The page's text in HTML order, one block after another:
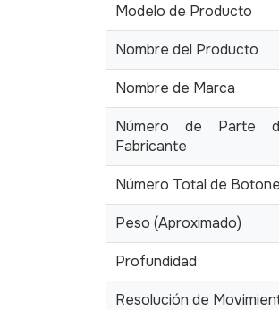
Modelo de Producto
Nombre del Producto
Nombre de Marca
Número de Parte
Fabricante
Número Total de
Peso (Aproximado)
Profundidad
Resolución de